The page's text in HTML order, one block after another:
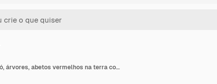
Paisagem do inverno com casa em pó, árvores, abetos vermelhos na terra coberta de neve no lago.